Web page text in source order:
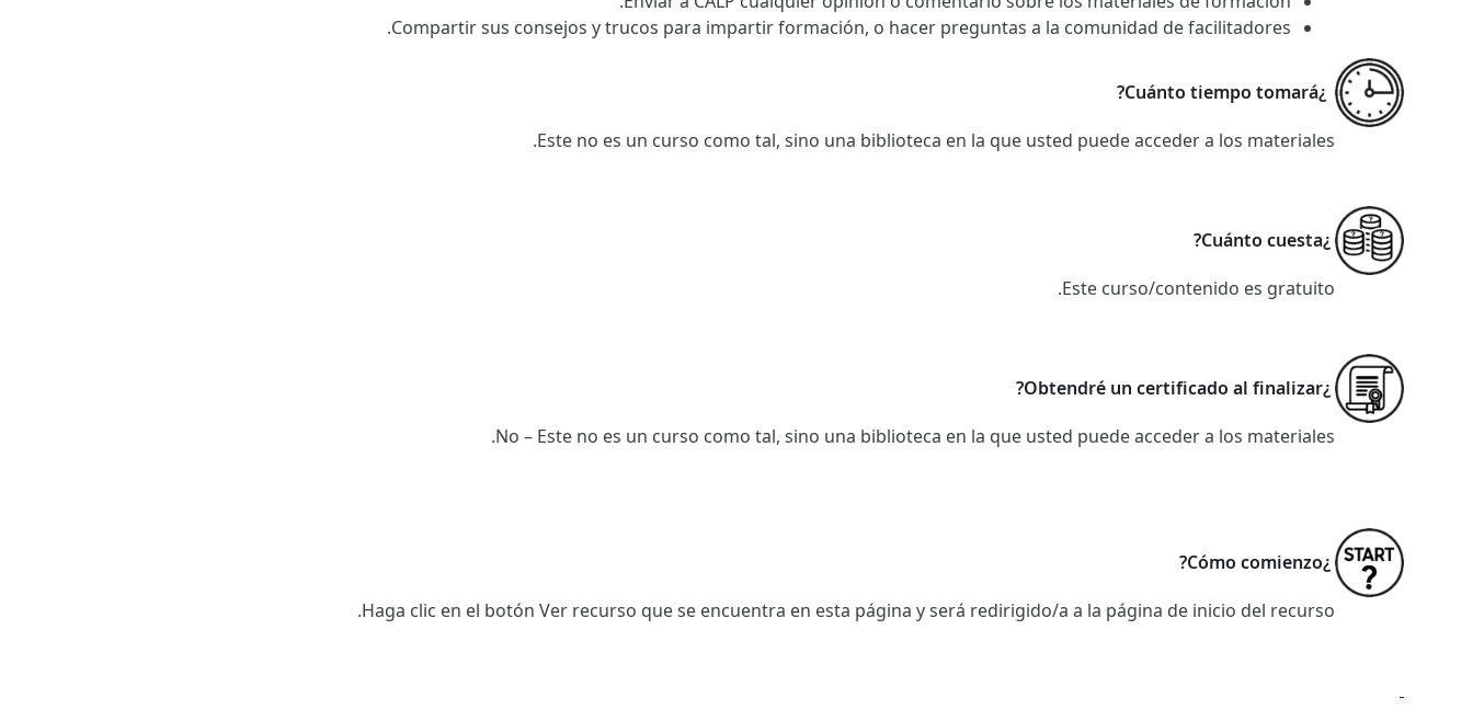
Compartir sus consejos y trucos para impartir formación, o hacer preguntas a la comunidad de facilitadores.
¿Cuánto tiempo tomará?
Este no es un curso como tal, sino una biblioteca en la que usted puede acceder a los materiales.
¿Cuánto cuesta?
Este curso/contenido es gratuito.
¿Obtendré un certificado al finalizar?
No – Este no es un curso como tal, sino una biblioteca en la que usted puede acceder a los materiales.
¿Cómo comienzo?
Haga clic en el botón Ver recurso que se encuentra en esta página y será redirigido/a a la página de inicio del recurso.